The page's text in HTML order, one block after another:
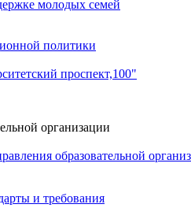
молодых семей
политики
проспект,100"
организации
образовательной
и требования